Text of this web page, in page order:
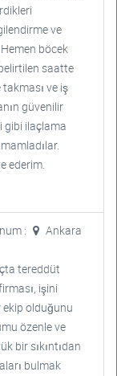
ve
böcek
saatte
takması ve iş
güvenilir
gibi ilaçlama
ederim.
:
Ankara
tereddüt
işini
olduğunu
özenle ve
bir sıkıntıdan
bulmak